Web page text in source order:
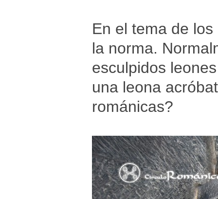
En el tema de
la norma.
esculpidos
una leona
románicas?